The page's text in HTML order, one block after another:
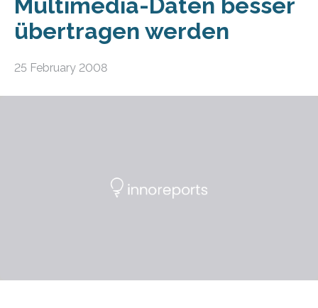
Multimedia-Daten besser
übertragen werden
25 February 2008